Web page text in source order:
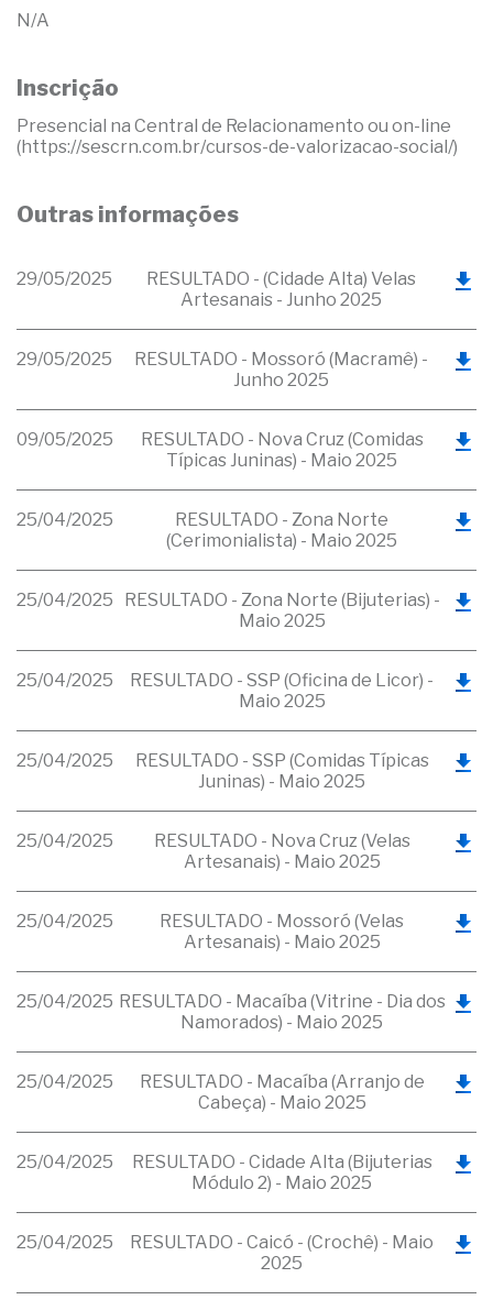
N/A
Inscrição
Presencial na Central de Relacionamento ou on-line
(https://sescrn.com.br/cursos-de-valorizacao-social/)
Outras informações
29/05/2025
RESULTADO - (Cidade Alta) Velas
Artesanais - Junho 2025
29/05/2025
RESULTADO - Mossoró (Macramê) -
Junho 2025
09/05/2025
RESULTADO - Nova Cruz (Comidas
Típicas Juninas) - Maio 2025
25/04/2025
RESULTADO - Zona Norte
(Cerimonialista) - Maio 2025
25/04/2025
RESULTADO - Zona Norte (Bijuterias) -
Maio 2025
25/04/2025
RESULTADO - SSP (Oficina de Licor) -
Maio 2025
25/04/2025
RESULTADO - SSP (Comidas Típicas
Juninas) - Maio 2025
25/04/2025
RESULTADO - Nova Cruz (Velas
Artesanais) - Maio 2025
25/04/2025
RESULTADO - Mossoró (Velas
Artesanais) - Maio 2025
25/04/2025 RESULTADO - Macaíba (Vitrine - Dia dos
Namorados) - Maio 2025
25/04/2025
RESULTADO - Macaíba (Arranjo de
Cabeça) - Maio 2025
25/04/2025
RESULTADO - Cidade Alta (Bijuterias
Módulo 2) - Maio 2025
25/04/2025
RESULTADO - Caicó - (Crochê) - Maio
2025